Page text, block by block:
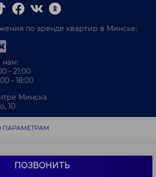
ПАРАМЕТРАМ
ПОЗВОНИТЬ
по аренде квартир в Минске:
нам:
- 21:00
- 18:00
Минска
10
Служба качества компании